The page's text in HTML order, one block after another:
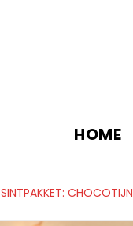
HOME
SINTPAKKET: CHOCOTIJN